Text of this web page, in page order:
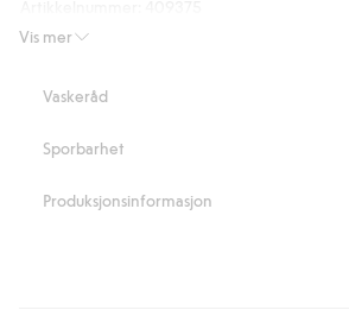
Vis mer
Vaskeråd
Sporbarhet
Produksjonsinformasjon